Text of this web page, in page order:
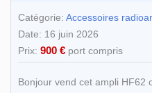
Catégorie: Accessoires
Date: 16 juin 2026
Prix: 900 € port compris
Bonjour vend cet ampli HF62